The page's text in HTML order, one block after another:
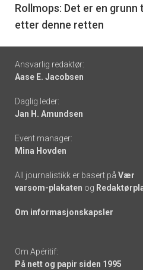
6
Rollmops: Det er en
etter denne retten
Footer
-
links
Ansvarlig redaktør:
Aase E. Jacobsen
Daglig leder:
Jan H. Amundsen
Event manager:
Mina Hovden
All journalistikk er basert på Vær
varsom-plakaten og
Om informasjonskapsler
Om Apéritif:
På nett og papir siden 1995